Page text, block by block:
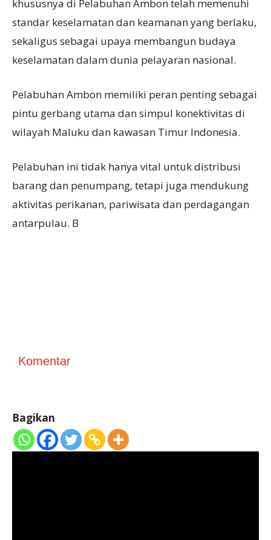
khususnya di Pelabuhan Ambon telah memenuhi
standar keselamatan dan keamanan yang berlaku,
sekaligus sebagai upaya membangun budaya
keselamatan dalam dunia pelayaran nasional.
Pelabuhan Ambon memiliki peran penting sebagai
pintu gerbang utama dan simpul konektivitas di
wilayah Maluku dan kawasan Timur Indonesia.
Pelabuhan ini tidak hanya vital untuk distribusi
barang dan penumpang, tetapi juga mendukung
aktivitas perikanan, pariwisata dan perdagangan
antarpulau. B
Komentar
Bagikan